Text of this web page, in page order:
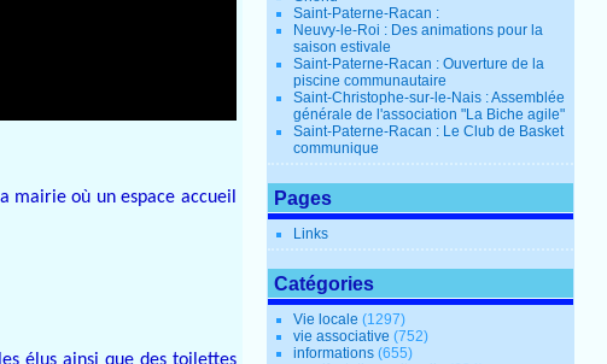
mairie où un espace accueil
élus ainsi que des toilettes
Saint-Paterne-Racan :
Neuvy-le-Roi : Des animations pour la
saison estivale
Saint-Paterne-Racan : Ouverture de la
piscine communautaire
Saint-Christophe-sur-le-Nais : Assemblée
générale de l'association "La Biche agile"
Saint-Paterne-Racan : Le Club de Basket
communique
Pages
Links
Catégories
Vie locale (1297)
vie associative (752)
informations (655)